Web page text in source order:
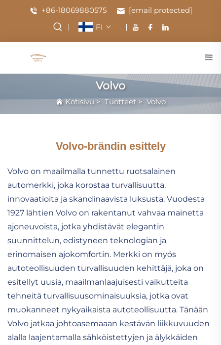
+86-18069880575
[email protected]
FI
Volvo
Kotisivu > Tuotteet> Volvo
Volvo-brändin esittely
Volvo on maailmalla tunnettu ruotsalainen
automerkki, joka korostaa turvallisuutta,
innovaatioita ja skandinaavista luksusta. Vuodesta
1927 lähtien Volvo on rakentanut vahvaa mainetta
ajoneuvoista, jotka yhdistävät elegantin
suunnittelun, edistyneen teknologian ja
erinomaisen ajokomfortin. Merkki on myös
autoteollisuuden turvallisuuden kehittäjä, joka on
esitellyt uusia, maailmanlaajuisesti vaikutteita
tehneitä turvallisuusominaisuuksia, jotka ovat
muokanneet nykyaikaista autoteollisuutta. Tänään
Volvo jatkaa johtoasemaaan kestävän liikkuvuuden
alalla laajentamalla sähköistettyjen ja älykkäiden